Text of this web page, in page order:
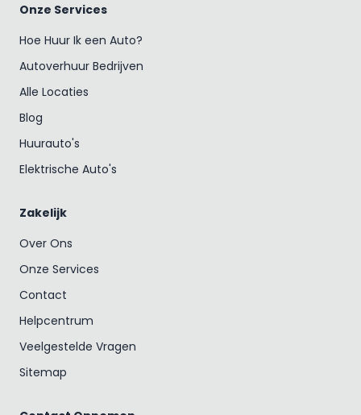
Onze Services
Hoe Huur Ik een Auto?
Autoverhuur Bedrijven
Alle Locaties
Blog
Huurauto's
Elektrische Auto's
Zakelijk
Over Ons
Onze Services
Contact
Helpcentrum
Veelgestelde Vragen
Sitemap